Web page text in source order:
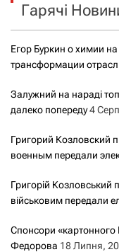
Гарячі
Егор Буркин о химии
трансформации
Залужний на нараді
далеко попереду4
Григорий Козловский
военным передали
Григорій Козловський
військовим передали
Спонсори «картонного
Федорова 18 Липня,